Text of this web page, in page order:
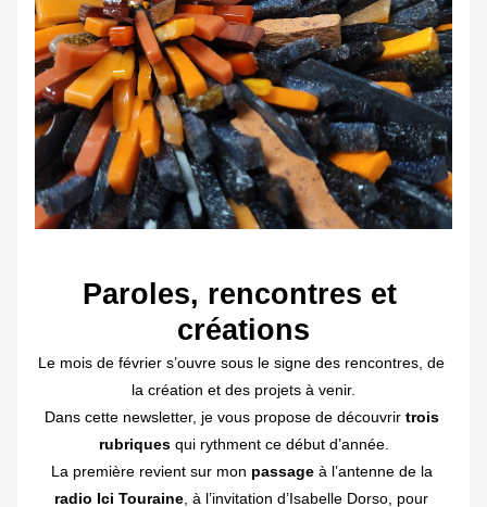
Paroles, rencontres et
créations
Le mois de février s’ouvre sous le signe des rencontres, de
la création et des projets à venir.
Dans cette newsletter, je vous propose de découvrir trois
rubriques qui rythment ce début d’année.
La première revient sur mon passage
radio Ici Touraine , à l’invitation d’Isabelle Dorso, pour